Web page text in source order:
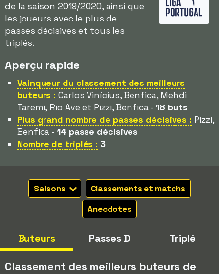
de la saison 2019/2020, ainsi que
les joueurs avec le plus de
passes décisives et tous les
triplés.
Aperçu rapide
Vainqueur du classement des meilleurs
buteurs : Carlos Vinícius, Benfica, Mehdi
Taremi, Rio Ave et Pizzi, Benfica -18 buts
Plus grand nombre de passes décisives : Pizzi,
Benfica -14 passe décisives
Nombre de triplés : 3
Saisons
Classements et matchs
Anecdotes
Buteurs Passes D Triplé
Classement des meilleurs buteurs de